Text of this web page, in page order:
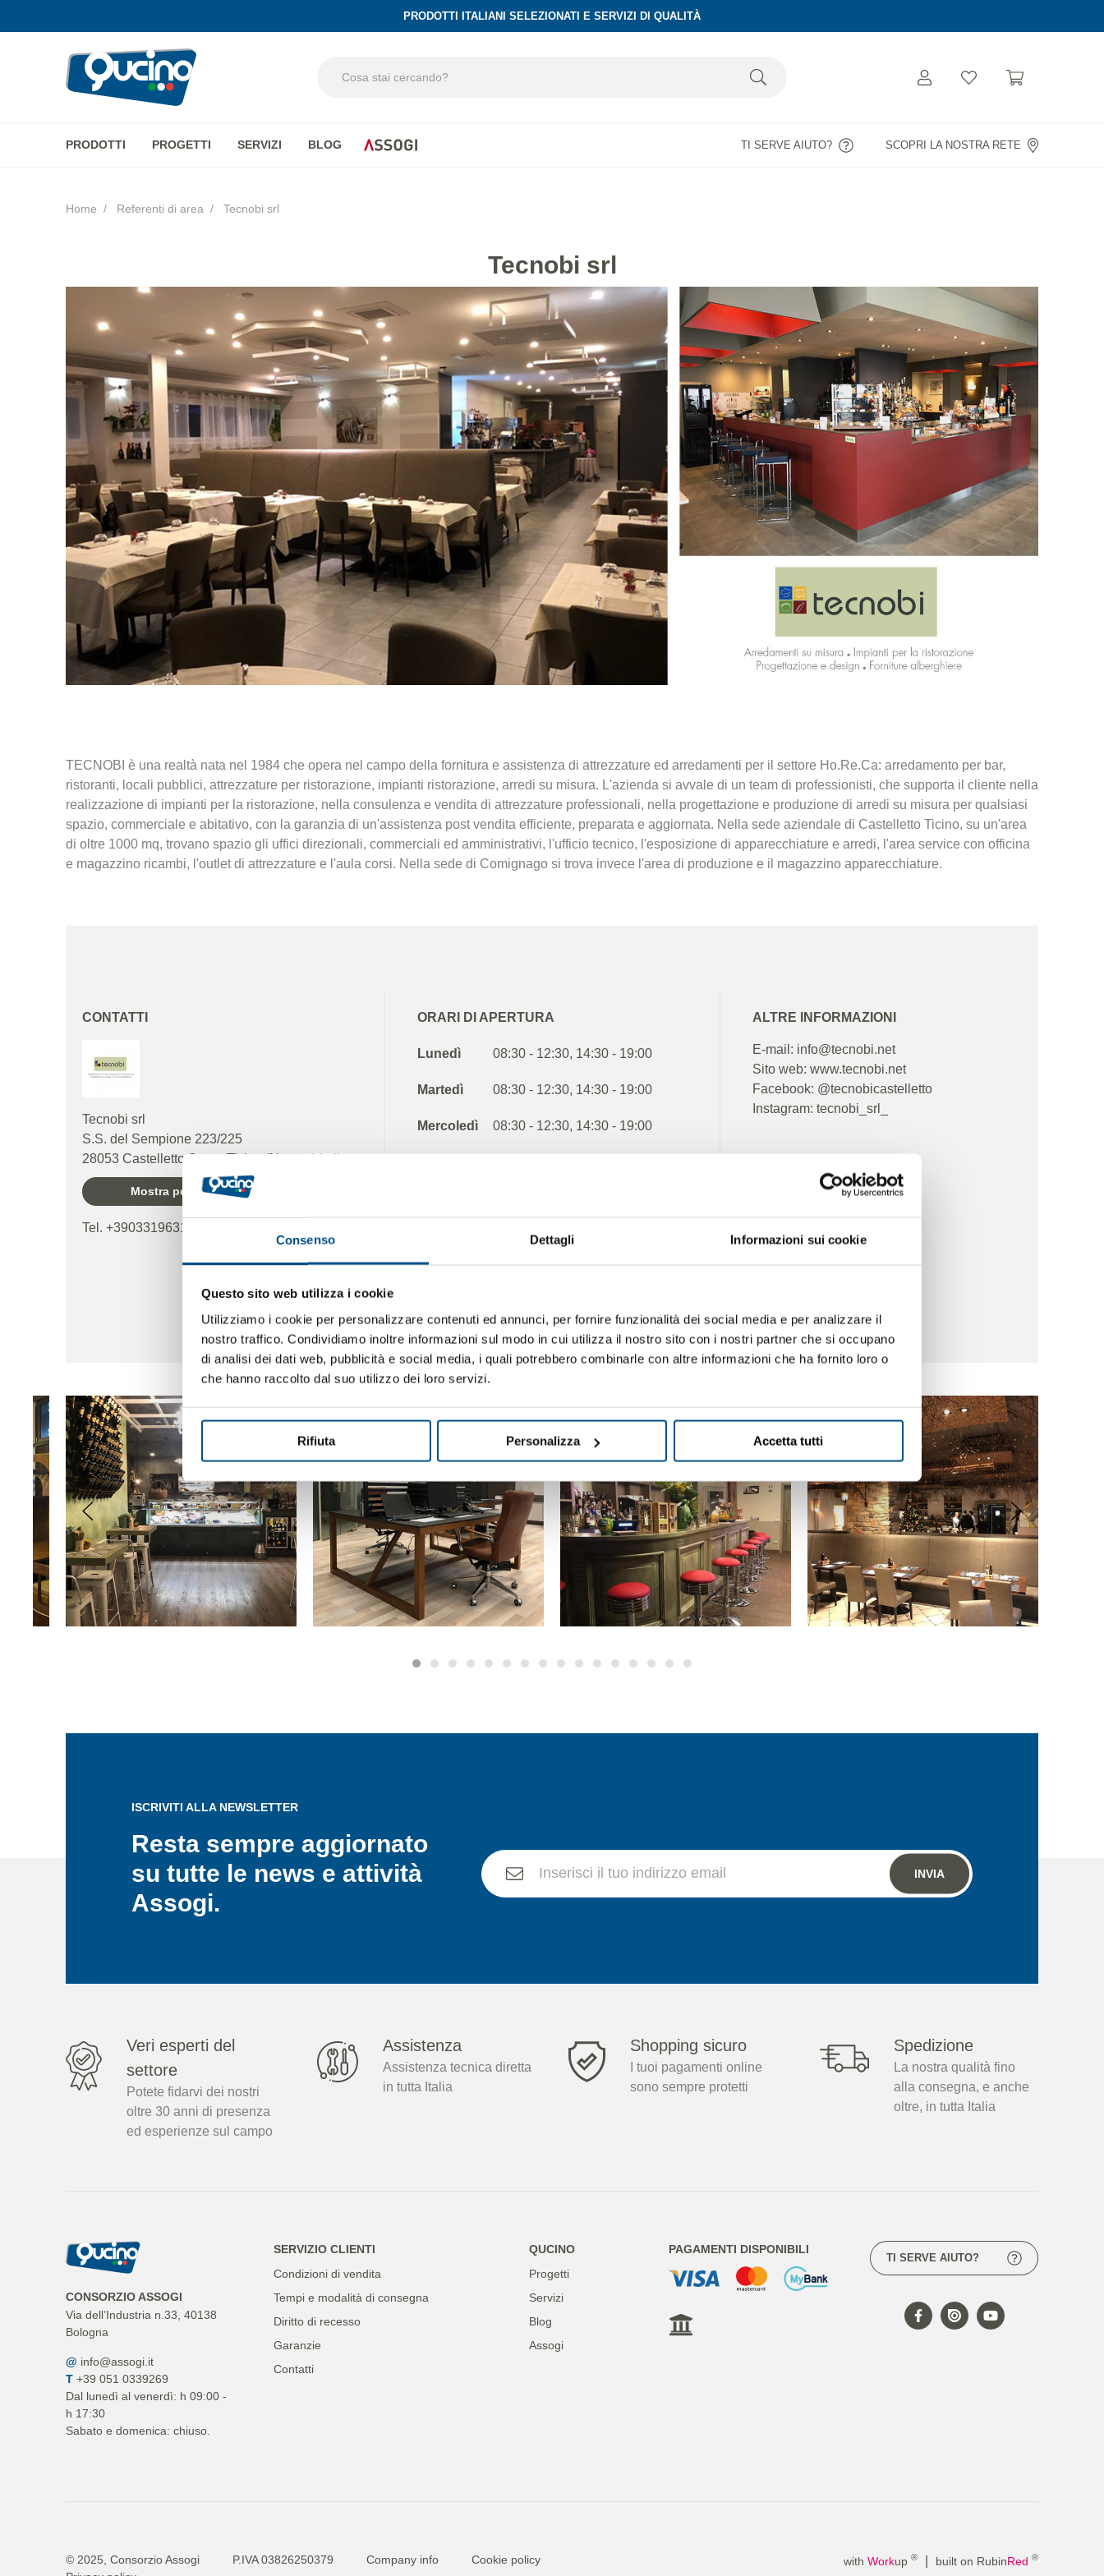
Consenso Dettagli Informazioni sui cookie
Questo sito web utilizza i cookie
Utilizziamo i cookie per personalizzare contenuti ed annunci, per fornire funzionalità dei social media e per analizzare il
nostro traffico. Condividiamo inoltre informazioni sul modo in cui utilizza il nostro sito con i nostri partner che si occupano
di analisi dei dati web, pubblicità e social media, i quali potrebbero combinarle con altre informazioni che ha fornito loro o
che hanno raccolto dal suo utilizzo dei loro servizi.
Rifiuta Personalizza Accetta tutti
PRODOTTI ITALIANI SELEZIONATI E SERVIZI DI QUALITÀ
PRODOTTI PROGETTI SERVIZI BLOG TI SERVE AIUTO? SCOPRI LA NOSTRA RETE
Home Referenti di area Tecnobi srl
Tecnobi srl
TECNOBI è una realtà nata nel 1984 che opera nel campo della fornitura e assistenza di attrezzature ed arredamenti per il settore Ho.Re.Ca: arredamento per bar,
ristoranti, locali pubblici, attrezzature per ristorazione, impianti ristorazione, arredi su misura. L'azienda si avvale di un team di professionisti, che supporta il cliente nella
realizzazione di impianti per la ristorazione, nella consulenza e vendita di attrezzature professionali, nella progettazione e produzione di arredi su misura per qualsiasi
spazio, commerciale e abitativo, con la garanzia di un'assistenza post vendita efficiente, preparata e aggiornata. Nella sede aziendale di Castelletto Ticino, su un'area
di oltre 1000 mq, trovano spazio gli uffici direzionali, commerciali ed amministrativi, l'ufficio tecnico, l'esposizione di apparecchiature e arredi, l'area service con officina
e magazzino ricambi, l'outlet di attrezzature e l'aula corsi. Nella sede di Comignago si trova invece l'area di produzione e il magazzino apparecchiature.
CONTATTI
Tecnobi srl
S.S. del Sempione 223/225
28053 Castelletto Sopra Ticino (Novara) Italia
Mostra posizione sulla mappa
Tel. +390331963131- +390331920188
ORARI DI APERTURA
Lunedì 08:30 - 12:30, 14:30 - 19:00
Martedì 08:30 - 12:30, 14:30 - 19:00
Mercoledì 08:30 - 12:30, 14:30 - 19:00
Sabato solo su appuntamento
Domenica Chiuso
ALTRE INFORMAZIONI
E-mail: info@tecnobi.net
Sito web: www.tecnobi.net
Facebook: @tecnobicastelletto
Instagram: tecnobi_srl_
ISCRIVITI ALLA NEWSLETTER
Resta sempre aggiornato
su tutte le news e attività
Assogi.
INVIA
Veri esperti del
settore
Potete fidarvi dei nostri
oltre 30 anni di presenza
ed esperienze sul campo
Assistenza
Assistenza tecnica diretta
in tutta Italia
Shopping sicuro
I tuoi pagamenti online
sono sempre protetti
Spedizione
La nostra qualità fino
alla consegna, e anche
oltre, in tutta Italia
CONSORZIO ASSOGI
Via dell’Industria n.33, 40138
Bologna
@ info@assogi.it
T +39 051 0339269
Dal lunedì al venerdì: h 09:00 -
h 17:30
Sabato e domenica: chiuso.
SERVIZIO CLIENTI
Condizioni di vendita
Tempi e modalità di consegna
Diritto di recesso
Garanzie
Contatti
QUCINO
Progetti
Servizi
Blog
Assogi
PAGAMENTI DISPONIBILI
TI SERVE AIUTO?
© 2025, Consorzio Assogi P.IVA 03826250379 Company info
Cookie policy
with Workup ® built on RubinRed ®